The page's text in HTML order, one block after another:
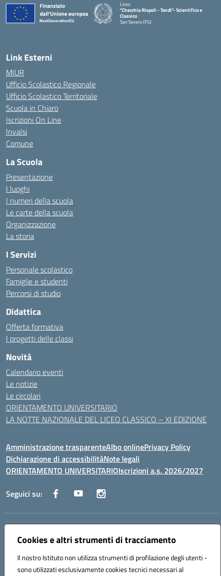
Cookies e altri strumenti di tracciamento
Il nostro Istituto non utilizza strumenti di profilazione degli utenti -
sono utilizzati esclusivamente cookies tecnici necessari al
Liceo
"Checchia Rispoli - Tondi"- Scientifico e
Classico
San Severo (FG)
Link Esterni
MIUR
Ufficio Scolastico Regionale
Ufficio Scolastico Territoriale
Scuola in Chiaro
Iscrizioni On Line
Invalsi
Comune
La Scuola
Presentazione
I luoghi
I numeri della scuola
Le carte della scuola
Organizzazione
La storia
I Servizi
Personale scolastico
Famiglie e studenti
Percorsi di studio
Didattica
Offerta formativa
I progetti delle classi
Novità
Calendario eventi
Le notizie
Le circolari
ORIENTAMENTO UNIVERSITARIO
LA NOTTE NAZIONALE DEL LICEO CLASSICO – XI EDIZIONE
Amministrazione trasparenteAlbo onlinePrivacy Policy
Dichiarazione di accessibilitàNote legali
ORIENTAMENTO UNIVERSITARIOIscrizioni a.s. 2026/2027
Seguici su:
Indirizzo:
Centralino:0882 331218 Email:fgps210002@istruzione.it
Codice fiscale: 93071630714